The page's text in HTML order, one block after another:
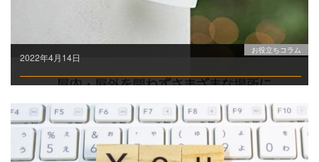
2022年4月14日
お役立ちコラム